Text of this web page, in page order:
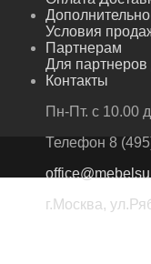
Дополнительно
Условия
Партнерам
Для партнеров
Контакты
Пн-Пт. с 10.00
Телефон 8
г.Москва,